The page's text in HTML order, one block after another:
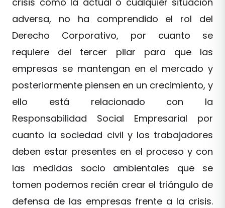
adversa, no ha comprendido el rol del
Derecho Corporativo, por cuanto se
requiere del tercer pilar para que las
empresas se mantengan en el mercado y
posteriormente piensen en un crecimiento, y
ello está relacionado con la
Responsabilidad Social Empresarial por
cuanto la sociedad civil y los trabajadores
deben estar presentes en el proceso y con
las medidas socio ambientales que se
tomen podemos recién crear el triángulo de
defensa de las empresas frente a la crisis.